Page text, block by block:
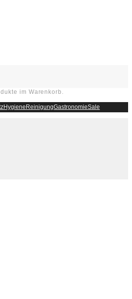
im Warenkorb.
HygieneReinigungGastronomieSale